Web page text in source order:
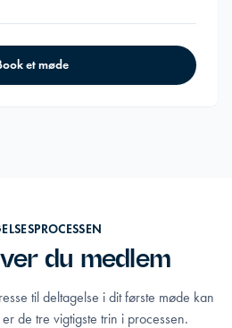
et møde
du medlem
til deltagelse i dit første møde kan
de tre vigtigste trin i processen.